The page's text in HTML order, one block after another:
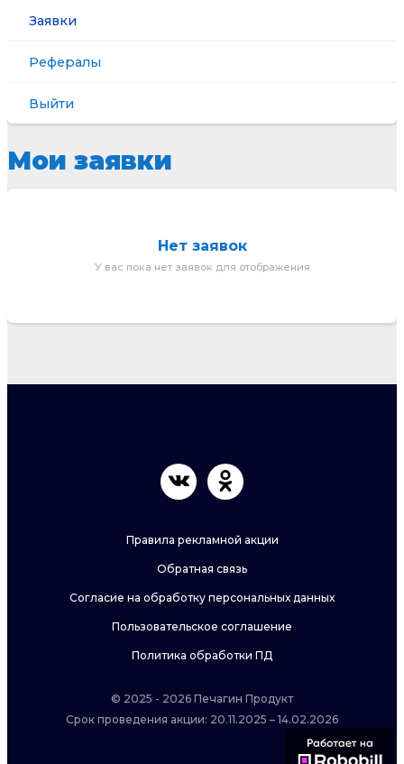
Заявки
Рефералы
Выйти
Мои заявки
Нет заявок
У вас пока нет заявок для отображения
Правила рекламной акции
Обратная связь
Согласие на обработку персональных данных
Пользовательское соглашение
Политика обработки ПД
© 2025 - 2026 Печагин Продукт
Срок проведения акции: 20.11.2025 – 14.02.2026